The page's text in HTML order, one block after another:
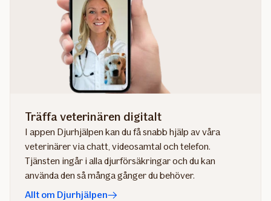
Träffa veterinären digitalt
I appen Djurhjälpen kan du få snabb hjälp av våra
veterinärer via chatt, videosamtal och telefon.
Tjänsten ingår i alla djurförsäkringar och du kan
använda den så många gånger du behöver.
Allt om Djurhjälpen